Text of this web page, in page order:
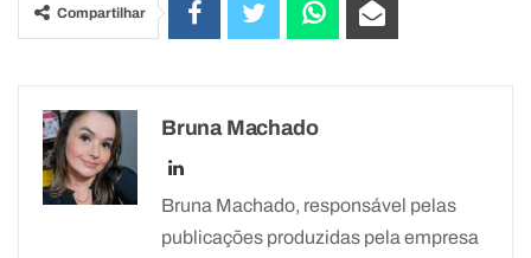
Compartilhar
Bruna Machado
Bruna Machado, responsável pelas
publicações produzidas pela empresa